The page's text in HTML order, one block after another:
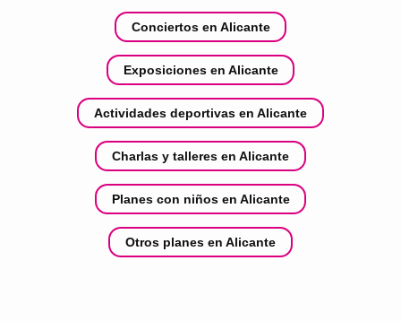
Conciertos en Alicante
Exposiciones en Alicante
Actividades deportivas en Alicante
Charlas y talleres en Alicante
Planes con niños en Alicante
Otros planes en Alicante